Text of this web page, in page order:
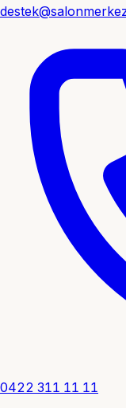
0422 311 11 11